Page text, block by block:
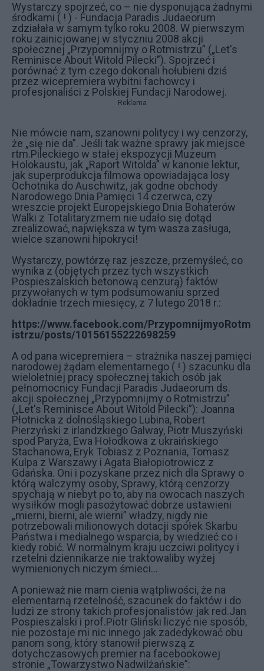
Wystarczy spojrzeć, co – nie dysponująca żadnymi
środkami ( ! ) - Fundacja Paradis Judaeorum
zdziałała w samym tylko roku 2008. W pierwszym
roku zainicjowanej w styczniu 2008 akcji
społecznej „Przypomnijmy o Rotmistrzu” („Let's
Reminisce About Witold Pilecki”). Spojrzeć i
porównać z tym czego dokonali hołubieni dziś
przez wicepremiera wybitni fachowcy i
profesjonaliści z Polskiej Fundacji Narodowej.
Reklama
Nie mówcie nam, szanowni politycy i wy cenzorzy,
że „się nie da”. Jeśli tak ważne sprawy jak miejsce
rtm.Pileckiego w stałej ekspozycji Muzeum
Holokaustu, jak „Raport Witolda” w kanonie lektur,
jak superprodukcja filmowa opowiadająca losy
Ochotnika do Auschwitz, jak godne obchody
Narodowego Dnia Pamięci 14 czerwca, czy
wreszcie projekt Europejskiego Dnia Bohaterów
Walki z Totalitaryzmem nie udało się dotąd
zrealizować, największa w tym wasza zasługa,
wielce szanowni hipokryci!
Wystarczy, powtórzę raz jeszcze, przemyśleć, co
wynika z (objętych przez tych wszystkich
Pospieszalskich betonową cenzurą) faktów
przywołanych w tym podsumowaniu sprzed
dokładnie trzech miesięcy, z 7 lutego 2018 r.:
https://www.facebook.com/PrzypomnijmyoRotm
istrzu/posts/10156155222698259
A od pana wicepremiera – strażnika naszej pamięci
narodowej żądam elementarnego ( ! ) szacunku dla
wieloletniej pracy społecznej takich osób jak
pełnomocnicy Fundacji Paradis Judaeorum ds.
akcji społecznej „Przypomnijmy o Rotmistrzu”
(„Let's Reminisce About Witold Pilecki”): Joanna
Płotnicka z dolnośląskiego Lubina, Robert
Pierzyński z irlandzkiego Galway, Piotr Muszyński
spod Paryża, Ewa Hołodkowa z ukraińskiego
Stachanowa, Eryk Tobiasz z Poznania, Tomasz
Kulpa z Warszawy i Agata Białopiotrowicz z
Gdańska. Oni i pozyskane przez nich dla Sprawy o
którą walczymy osoby, Sprawy, którą cenzorzy
spychają w niebyt po to, aby na owocach naszych
wysiłków mogli pasożytować dobrze ustawieni
„mierni, bierni, ale wierni” władzy, nigdy nie
potrzebowali milionowych dotacji spółek Skarbu
Państwa i medialnego wsparcia, by wiedzieć co i
kiedy robić. W normalnym kraju uczciwi politycy i
rzetelni dziennikarze nie traktowaliby wyżej
wymienionych niczym śmieci…
A ponieważ nie mam cienia wątpliwości, że na
elementarną rzetelność, szacunek do faktów i do
ludzi ze strony takich profesjonalistów jak red.Jan
Pospieszalski i prof.Piotr Gliński liczyć nie sposób,
nie pozostaje mi nic innego jak zadedykować obu
panom song, który stanowił pierwszą z
dotychczasowych premier na facebookowej
stronie „Towarzystwo Nadwilżańskie”: